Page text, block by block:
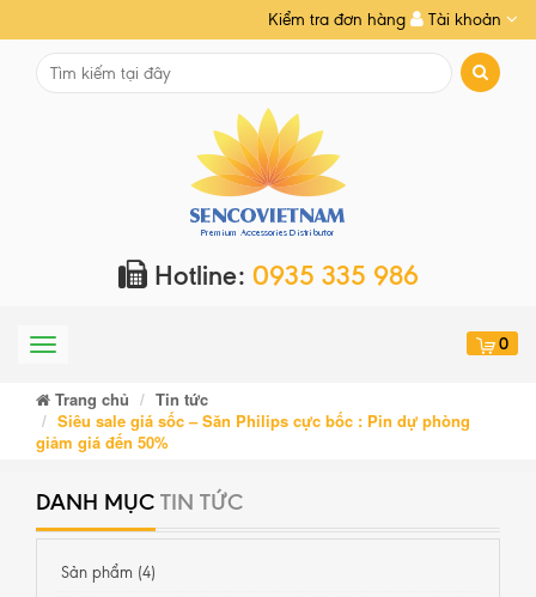
Kiểm tra đơn hàng Tài khoản
Hotline: 0935 335 986
Menu 0
Trang chủ
Tin tức
Siêu sale giá sốc – Săn Philips cực bốc : Pin dự phòng
giảm giá đến 50%
DANH MỤC TIN TỨC
Sản phẩm (4)